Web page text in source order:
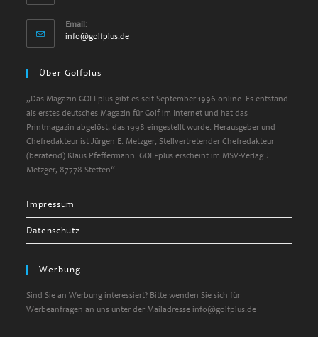
Email:
info@golfplus.de
Über Golfplus
„Das Magazin GOLFplus gibt es seit September 1996 online. Es entstand
als erstes deutsches Magazin für Golf im Internet und hat das
Printmagazin abgelöst, das 1998 eingestellt wurde. Herausgeber und
Chefredakteur ist Jürgen E. Metzger, Stellvertretender Chefredakteur
(beratend) Klaus Pfeffermann. GOLFplus erscheint im MSV-Verlag J.
Metzger, 87778 Stetten“.
Impressum
Datenschutz
Werbung
Sind Sie an Werbung interessiert? Bitte wenden Sie sich für
Werbeanfragen an uns unter der Mailadresse info@golfplus.de